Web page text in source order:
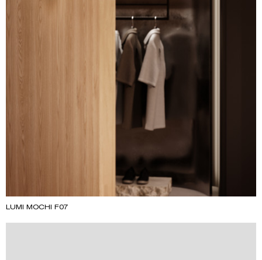
LUMI MOCHI F07